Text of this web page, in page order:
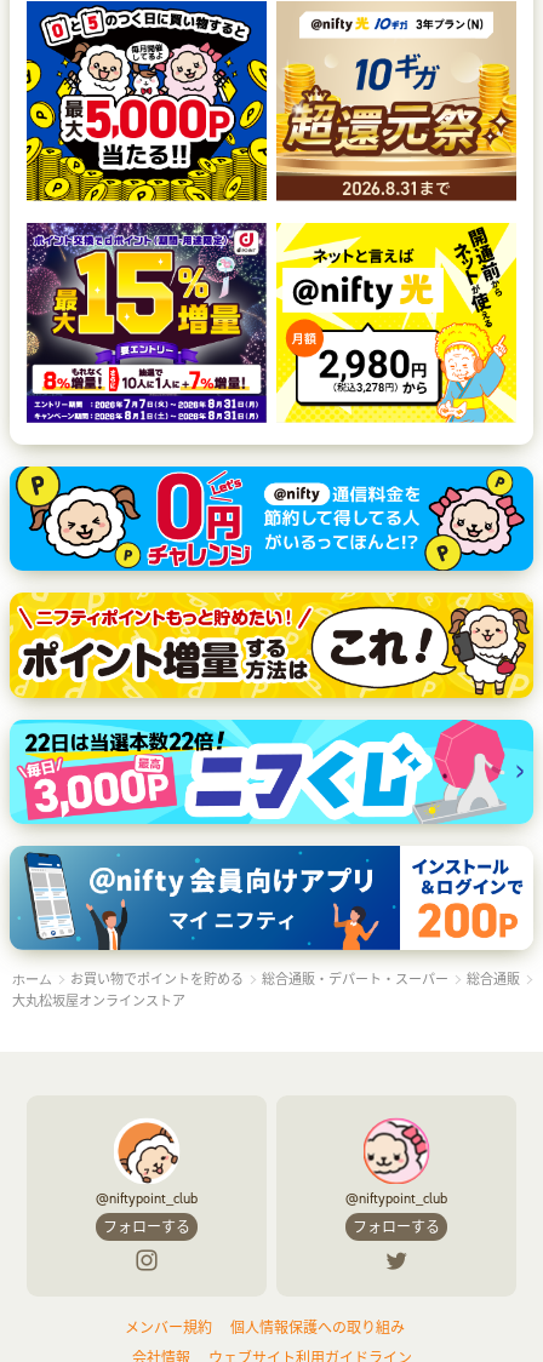
ホーム お買い物でポイントを貯める 総合通販・デパート・スーパー
総合通販
大丸松坂屋オンラインストア
@niftypoint_club
フォローする
@niftypoint_club
フォローする
メンバー規約
個人情報保護への取り組み
会社情報
ウェブサイト利用ガイドライン